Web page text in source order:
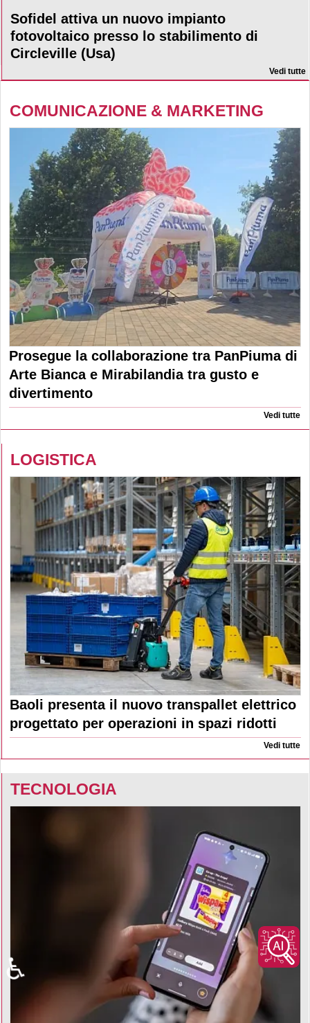
Sofidel attiva un nuovo impianto
fotovoltaico presso lo stabilimento di
Circleville (Usa)
Vedi tutte
COMUNICAZIONE & MARKETING
Prosegue la collaborazione tra PanPiuma di
Arte Bianca e Mirabilandia tra gusto e
divertimento
Vedi tutte
LOGISTICA
Baoli presenta il nuovo transpallet elettrico
progettato per operazioni in spazi ridotti
Vedi tutte
TECNOLOGIA